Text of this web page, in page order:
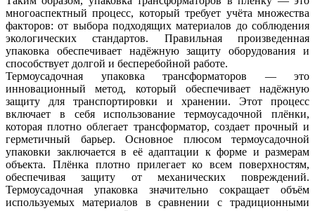
многоаспектный процесс, который требует учёта множества
факторов: от выбора подходящих материалов до соблюдения
экологических стандартов. Правильная произведенная
упаковка обеспечивает надёжную защиту оборудования и
способствует долгой и бесперебойной работе.
Термоусадочная упаковка трансформаторов — это
инновационный метод, который обеспечивает надёжную
защиту для транспортировки и хранении. Этот процесс
включает в себя использование термоусадочной плёнки,
которая плотно облегает трансформатор, создает прочный и
герметичный барьер. Основное плюсом термоусадочной
упаковки заключается в её адаптации к форме и размерам
объекта. Плёнка плотно прилегает ко всем поверхностям,
обеспечивая защиту от механических повреждений.
Термоусадочная упаковка значительно сокращает объём
используемых материалов в сравнении с традиционными